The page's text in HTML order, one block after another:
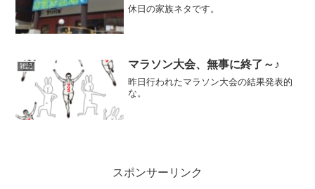
休日の家族ネタです。
雑記 マラソン大会、無事に終了～♪
昨日行われたマラソン大会の結果発表的
な。
スポンサーリンク